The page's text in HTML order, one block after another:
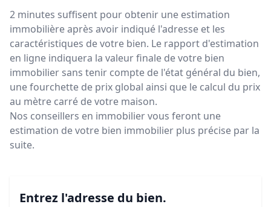
2 minutes suffisent pour obtenir une estimation
immobilière après avoir indiqué l'adresse et les
caractéristiques de votre bien. Le rapport d'estimation
en ligne indiquera la valeur finale de votre bien
immobilier sans tenir compte de l'état général du bien,
une fourchette de prix global ainsi que le calcul du prix
au mètre carré de votre maison.
Nos conseillers en immobilier vous feront une
estimation de votre bien immobilier plus précise par la
suite.
Entrez l'adresse du bien.